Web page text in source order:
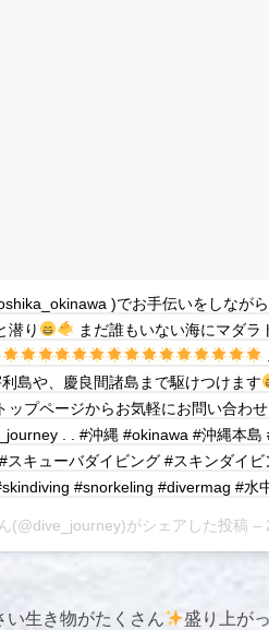
)でお手伝いをしなが
潜り
まだ誰もいない海にマダ
島や、慶良間諸島まで駆けつけます
ップページからお気軽にお問い合わ
. . #沖縄 #okinawa #沖縄本
キューバダイビング #スキンダイ
#snorkeling #divermag #水
(@dive_journey)がシェアした投稿 –
い生き物がたくさん 盛り上が